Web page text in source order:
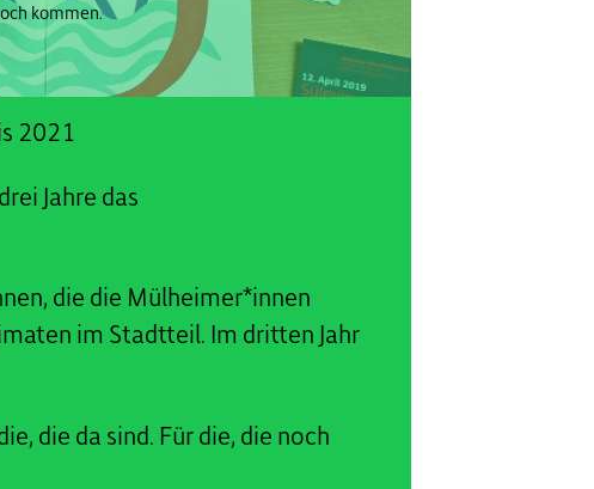
kommen.
2021
Jahre das
die die Mülheimer*innen
im Stadtteil. Im dritten Jahr
die da sind. Für die, die noch